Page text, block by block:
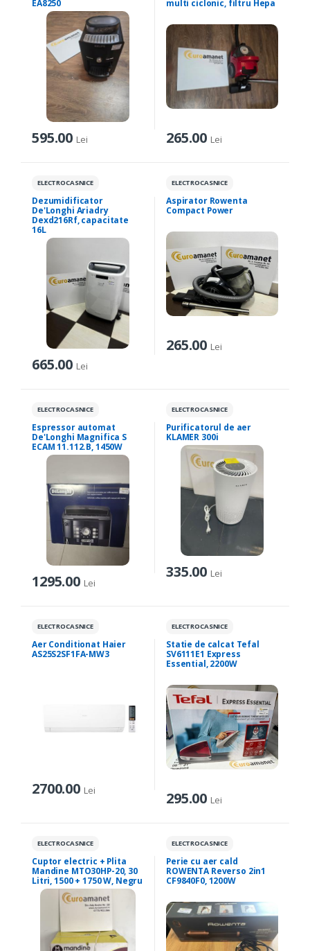
EA8250
595.00 Lei
multi ciclonic, filtru Hepa
265.00 Lei
ELECTROCASNICE
Dezumidificator
De'Longhi Ariadry
Dexd216Rf, capacitate
16L
665.00 Lei
ELECTROCASNICE
Aspirator Rowenta
Compact Power
265.00 Lei
ELECTROCASNICE
Espressor automat
De'Longhi Magnifica S
ECAM 11.112.B, 1450W
1295.00 Lei
ELECTROCASNICE
Purificatorul de aer
KLAMER 300i
335.00 Lei
ELECTROCASNICE
Aer Conditionat Haier
AS25S2SF1FA-MW3
2700.00 Lei
ELECTROCASNICE
Statie de calcat Tefal
SV6111E1 Express
Essential, 2200W
295.00 Lei
ELECTROCASNICE
Cuptor electric + Plita
Mandine MTO30HP-20, 30
Litri, 1500 + 1750 W, Negru
ELECTROCASNICE
Perie cu aer cald
ROWENTA Reverso 2in1
CF9840F0, 1200W